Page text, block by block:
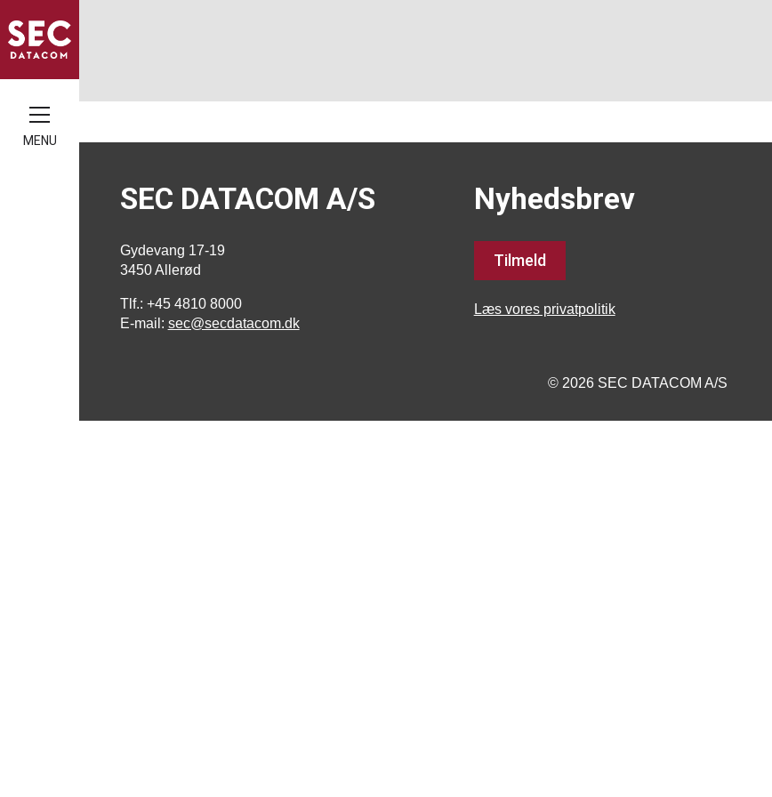
MENU
SEC DATACOM A/S
Gydevang 17-19
3450 Allerød
Tlf.: +45 4810 8000
E-mail: sec@secdatacom.dk
Nyhedsbrev
Tilmeld
Læs vores privatpolitik
© 2026 SEC DATACOM A/S